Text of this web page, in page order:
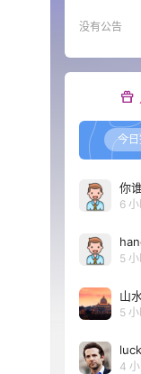
没有公告
今日
你
6
5
山
5
4